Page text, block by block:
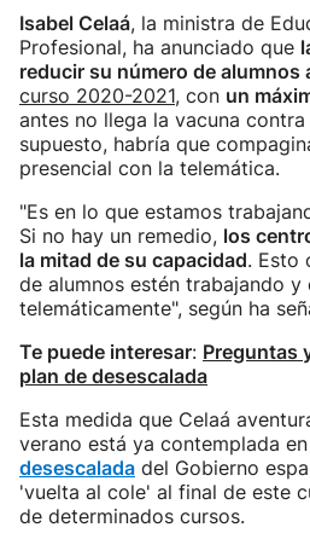
Isabel Celaá, la ministra de
Profesional, ha anunciado que
reducir su número de alumnos
curso 2020-2021, con un
antes no llega la vacuna
supuesto, habría que
presencial con la telemática.
"Es en lo que estamos
Si no hay un remedio, los
la mitad de su capacidad. Esto
de alumnos estén trabajando
telemáticamente", según ha
Te puede interesar: Preguntas
plan de desescalada
Esta medida que Celaá
verano está ya contemplada
desescalada del Gobierno
'vuelta al cole' al final de este
de determinados cursos.